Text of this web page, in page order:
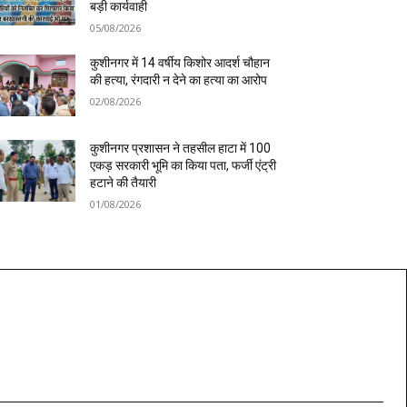
बड़ी कार्यवाही
05/08/2026
कुशीनगर में 14 वर्षीय किशोर आदर्श चौहान
की हत्या, रंगदारी न देने का हत्या का आरोप
02/08/2026
कुशीनगर प्रशासन ने तहसील हाटा में 100
एकड़ सरकारी भूमि का किया पता, फर्जी एंट्री
हटाने की तैयारी
01/08/2026